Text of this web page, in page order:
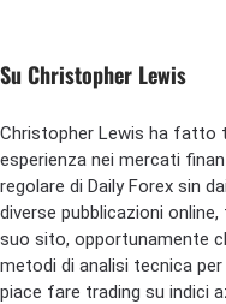
Su Christopher Lewis
Christopher Lewis ha fatto
esperienza nei mercati
regolare di Daily Forex sin
diverse pubblicazioni online,
suo sito, opportunamente
metodi di analisi tecnica
piace fare trading su indici